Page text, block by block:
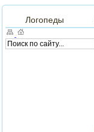
Логопеды